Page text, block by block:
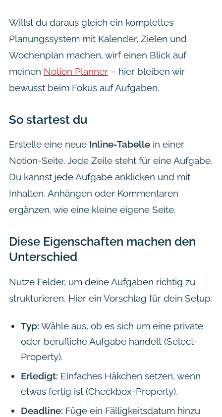
Willst du daraus gleich ein komplettes
Planungssystem mit Kalender, Zielen und
Wochenplan machen, wirf einen Blick auf
meinen Notion Planner– hier bleiben wir
bewusst beim Fokus auf Aufgaben.
So startest du
Erstelle eine neue Inline-Tabellein einer
Notion-Seite. Jede Zeile steht für eine Aufgabe.
Du kannst jede Aufgabe anklicken und mit
Inhalten, Anhängen oder Kommentaren
ergänzen, wie eine kleine eigene Seite.
Diese Eigenschaften machen den
Unterschied
Nutze Felder, um deine Aufgaben richtig zu
strukturieren. Hier ein Vorschlag für dein Setup:
Typ: Wähle aus, ob es sich um eine private
oder berufliche Aufgabe handelt (Select-
Property).
Erledigt: Einfaches Häkchen setzen, wenn
etwas fertig ist (Checkbox-Property).
Deadline: Füge ein Fälligkeitsdatum hinzu